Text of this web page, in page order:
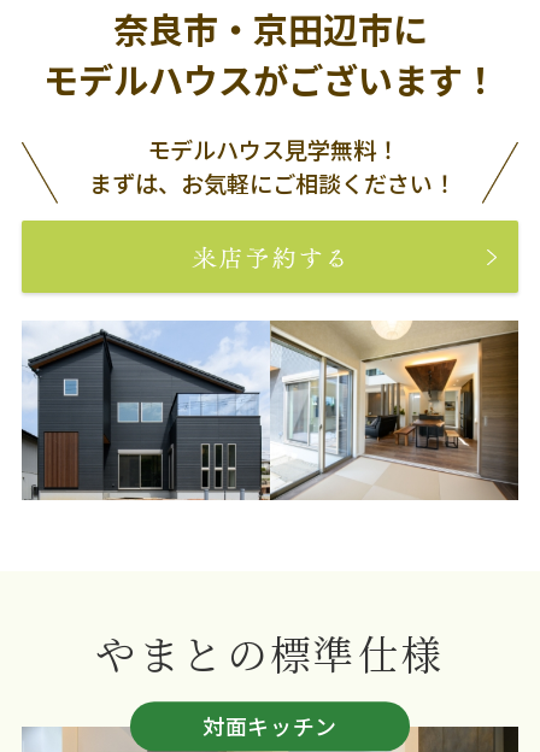
奈良市・京田辺市に
モデルハウスがございます！
モデルハウス見学無料！
まずは、お気軽にご相談ください！
やまとの標準仕様
対面キッチン